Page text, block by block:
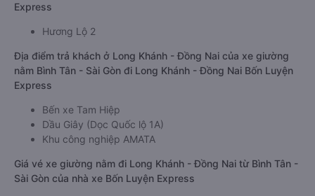
Express
Hương Lộ 2
Địa điểm trả khách ở Long Khánh - Đồng Nai của xe giường
nằm Bình Tân - Sài Gòn đi Long Khánh - Đồng Nai Bốn Luyện
Express
Bến xe Tam Hiệp
Dầu Giây (Dọc Quốc lộ 1A)
Khu công nghiệp AMATA
Giá vé xe giường nằm đi Long Khánh - Đồng Nai từ Bình Tân -
Sài Gòn của nhà xe Bốn Luyện Express